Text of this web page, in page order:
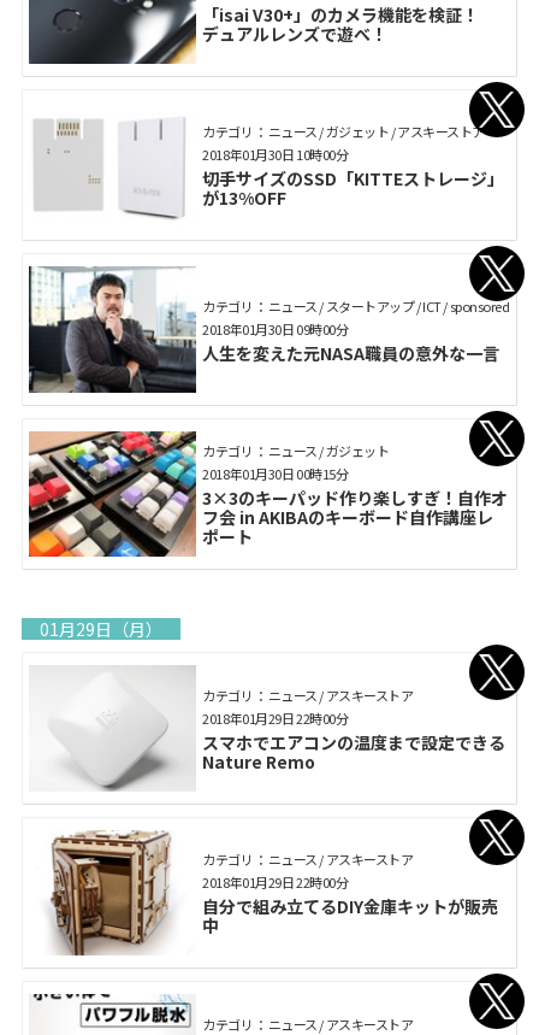
「isai V30+」のカメラ機能を検証！
デュアルレンズで遊べ！
カテゴリ： ニュース / ガジェット / アスキーストア
切手サイズのSSD「KITTEストレージ」
が13%OFF
2018年01月30日 10時00分
カテゴリ： ニュース / スタートアップ / ICT / sponsored
人生を変えた元NASA職員の意外な一言
2018年01月30日 09時00分
カテゴリ： ニュース / ガジェット
3×3のキーパッド作り楽しすぎ！自作オ
フ会 in AKIBAのキーボード自作講座レ
ポート
2018年01月30日 00時15分
01月29日（月）
カテゴリ： ニュース / アスキーストア
スマホでエアコンの温度まで設定できる
Nature Remo
2018年01月29日 22時00分
カテゴリ： ニュース / アスキーストア
自分で組み立てるDIY金庫キットが販売
中
2018年01月29日 22時00分
カテゴリ： ニュース / アスキーストア